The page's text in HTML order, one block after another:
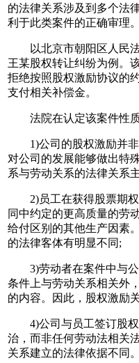
的法律关系涉及到多个法
利于此类案件的正确审理。
以北京市朝阳区人民法
王某股权转让纠纷为例。
拒绝按照股权激励协议的
支付相关补偿金。
法院在认定该案件性质
1)公司的股权激励并非
对公司的发展能够做出特
系与劳动关系的法律关系
2)员工在获得股票期权
同中约定的更高质量的劳
给付区别的其他生产因素
的法律客体有明显不同;
3)劳动者在案件中与公
条件上与劳动关系相关外
的内容。因此，股权激励
4)公司与员工签订股权
治，而非任何劳动法相关
关系建立的法律依据不同。